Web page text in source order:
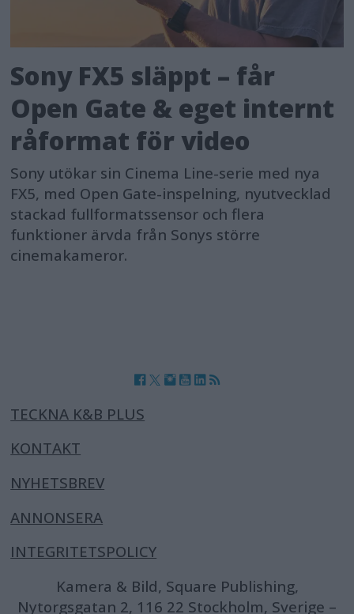
Sony FX5 släppt – får
Open Gate & eget internt
råformat för video
Sony utökar sin Cinema Line-serie med nya
FX5, med Open Gate-inspelning, nyutvecklad
stackad fullformatssensor och flera
funktioner ärvda från Sonys större
cinemakameror.
TECKNA K&B PLUS
KONTAKT
NYHETSBREV
ANNONSERA
INTEGRITETSPOLICY
Kamera & Bild, Square Publishing,
Nytorgsgatan 2, 116 22 Stockholm, Sverige –